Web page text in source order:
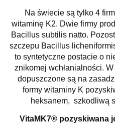
Na świecie są tylko 4
witaminę K2. Dwie firmy
Bacillus subtilis natto.
szczepu Bacillus
to syntetyczne postacie o
znikomej wchłanialności.
dopuszczone są na
formy witaminy K
heksanem, szkodliwą
VitaMK7® pozyskiwana